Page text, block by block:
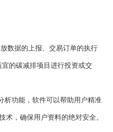
数据的上报、交易订单的执行
的碳减排项目进行投资或交
析功能，软件可以帮助用户精准
，确保用户资料的绝对安全。